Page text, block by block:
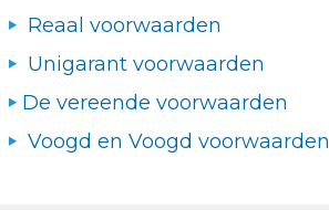
Reaal voorwaarden
Unigarant voorwaarden
De vereende voorwaarden
Voogd en Voogd voorwaarden